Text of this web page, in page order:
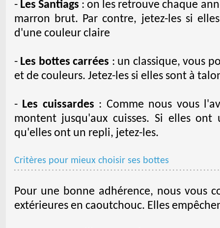
- Les Santiags : on les retrouve chaque
marron brut. Par contre, jetez-les si
d'une couleur claire
- Les bottes carrées : un classique, vous
et de couleurs. Jetez-les si elles sont à
- Les cuissardes : Comme nous vous
montent jusqu'aux cuisses. Si elles
qu'elles ont un repli, jetez-les.
Critères pour mieux choisir ses bottes
Pour une bonne adhérence, nous vous
extérieures en caoutchouc. Elles